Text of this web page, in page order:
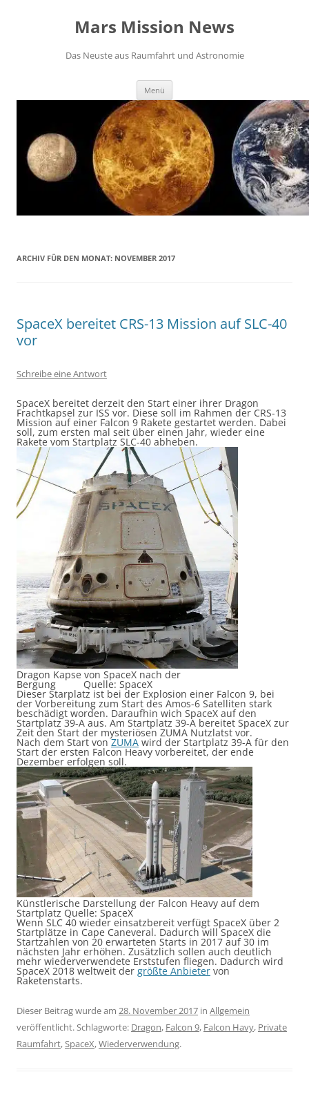
Mars Mission News
Das Neuste aus Raumfahrt und Astronomie
Menü
ARCHIV FÜR DEN MONAT: NOVEMBER 2017
SpaceX bereitet CRS-13 Mission auf SLC-40
vor
Schreibe eine Antwort
SpaceX bereitet derzeit den Start einer ihrer Dragon
Frachtkapsel zur ISS vor. Diese soll im Rahmen der CRS-13
Mission auf einer Falcon 9 Rakete gestartet werden. Dabei
soll, zum ersten mal seit über einen Jahr, wieder eine
Rakete vom Startplatz SLC-40 abheben.
Dragon Kapse von SpaceX nach der
Bergung Quelle: SpaceX
Dieser Starplatz ist bei der Explosion einer Falcon 9, bei
der Vorbereitung zum Start des Amos-6 Satelliten stark
beschädigt worden. Daraufhin wich SpaceX auf den
Startplatz 39-A aus. Am Startplatz 39-A bereitet SpaceX zur
Zeit den Start der mysteriösen ZUMA Nutzlatst vor.
Nach dem Start vonZUMA wird der Startplatz 39-A für den
Start der ersten Falcon Heavy vorbereitet, der ende
Dezember erfolgen soll.
Künstlerische Darstellung der Falcon Heavy auf dem
Startplatz Quelle: SpaceX
Wenn SLC 40 wieder einsatzbereit verfügt SpaceX über 2
Startplätze in Cape Caneveral. Dadurch will SpaceX die
Startzahlen von 20 erwarteten Starts in 2017 auf 30 im
nächsten Jahr erhöhen. Zusätzlich sollen auch deutlich
mehr wiederverwendete Erststufen fliegen. Dadurch wird
SpaceX 2018 weltweit der größte Anbieter von
Raketenstarts.
Dieser Beitrag wurde am 28. November 2017 in Allgemein
veröffentlicht. Schlagworte: Dragon, Falcon 9, Falcon Havy, Private
Raumfahrt,SpaceX,Wiederverwendung.